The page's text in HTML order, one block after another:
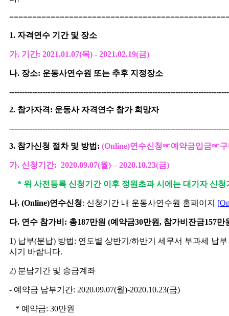
1. 자격연수 기간 및 장소
가. 기간: 2021.01.07(목) - 2021.02.19(금)
나. 장소: 운동사연수원 또는 추후 지정장소
2. 참가자격: 운동사 자격연수 참가 희망자
3. 참가신청 절차 및 방법 : (Online)연수신청☞예약금입금☞
가. 신청기간: 2020.09.07(월) – 2020.10.23(금)
* 위 사전등록 신청기간 이후 정원초과 시에는 대기자 신
나. (Online)연수신청: 신청기간 내 운동사연수원 홈페이지
다. 연수 참가비 : 총187만원 (예약금30만원, 참가비잔금157만
1) 납부(분납) 방법: 연도별 상반기 /하반기 세무서 부과세 납
시기 바랍니다.
2) 분납기간 및 송금계좌
- 예약금 납부기간: 2020.09.07(월)-2020.10.23(금)
* 예약금: 30만원